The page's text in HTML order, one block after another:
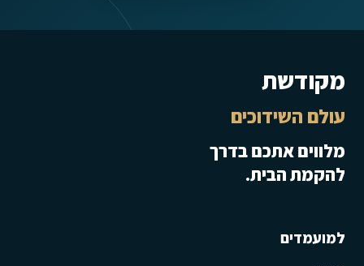
מקודשת
עולם השידוכים
מלווים אתכם בדרך
להקמת הבית.
למועמדים